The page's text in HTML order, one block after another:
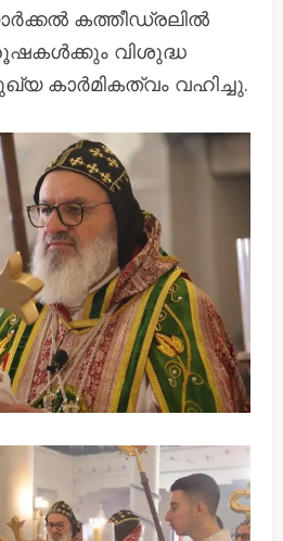
കത്തീഡ്രലിൽ
വിശുദ്ധ
കാർമികത്വം വഹിച്ചു.